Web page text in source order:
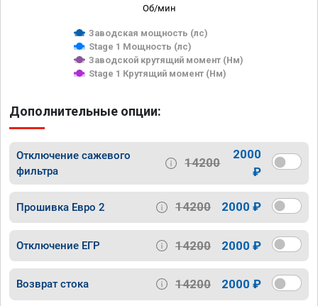
Об/мин
Заводская мощность (лс)
Stage 1 Мощность (лс)
Заводской крутящий момент (Нм)
Stage 1 Крутящий момент (Нм)
Дополнительные опции:
Отключение сажевого
фильтра
14200
2000
₽
Прошивка Евро 2 14200 2000 ₽
Отключение ЕГР 14200 2000 ₽
Возврат стока 14200 2000 ₽